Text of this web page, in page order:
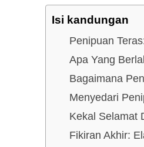
Isi kandungan
Penipuan
Apa Yang
Bagaimana
Menyedari
Kekal Selamat
Fikiran Akhir: